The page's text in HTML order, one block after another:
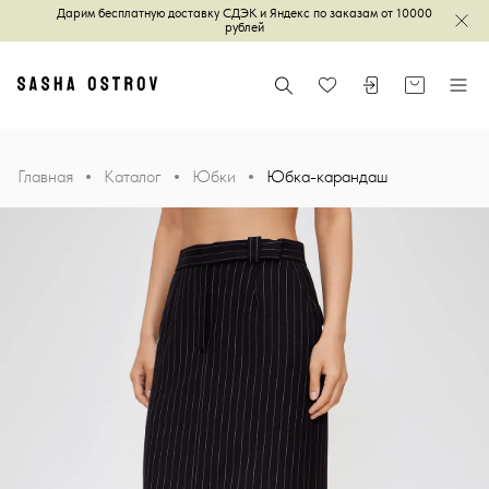
Дарим бесплатную доставку СДЭК и Яндекс по заказам от 10000
рублей
Главная Поиск ИзбранноеВойти илиКорзинаМеню
Главная Каталог Юбки Юбка-карандаш